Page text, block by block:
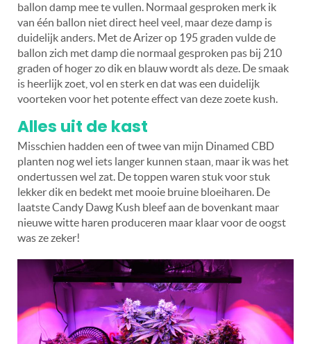
ballon damp mee te vullen. Normaal gesproken merk ik
van één ballon niet direct heel veel, maar deze damp is
duidelijk anders. Met de Arizer op 195 graden vulde de
ballon zich met damp die normaal gesproken pas bij 210
graden of hoger zo dik en blauw wordt als deze. De smaak
is heerlijk zoet, vol en sterk en dat was een duidelijk
voorteken voor het potente effect van deze zoete kush.
Alles uit de kast
Misschien hadden een of twee van mijn Dinamed CBD
planten nog wel iets langer kunnen staan, maar ik was het
ondertussen wel zat. De toppen waren stuk voor stuk
lekker dik en bedekt met mooie bruine bloeiharen. De
laatste Candy Dawg Kush bleef aan de bovenkant maar
nieuwe witte haren produceren maar klaar voor de oogst
was ze zeker!